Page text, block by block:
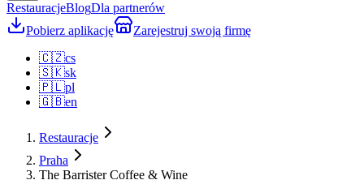
RestauracjeBlogDla partnerów
Pobierz aplikację
Zarejestruj swoją firmę
🇨🇿cs
🇸🇰sk
🇵🇱pl
🇬🇧en
Restauracje
Praha
The Barrister Coffee & Wine